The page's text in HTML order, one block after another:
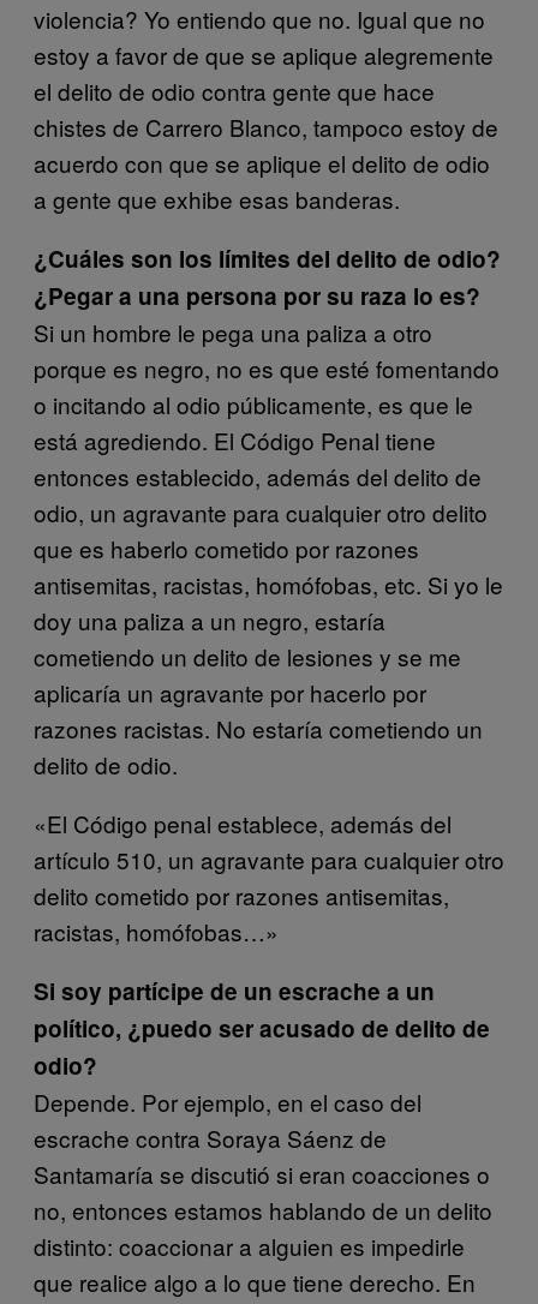
violencia? Yo entiendo que no. Igual que no
estoy a favor de que se aplique alegremente
el delito de odio contra gente que hace
chistes de Carrero Blanco, tampoco estoy de
acuerdo con que se aplique el delito de odio
a gente que exhibe esas banderas.
¿Cuáles son los límites del delito de odio?
¿Pegar a una persona por su raza lo es?
Si un hombre le pega una paliza a otro
porque es negro, no es que esté fomentando
o incitando al odio públicamente, es que le
está agrediendo. El Código Penal tiene
entonces establecido, además del delito de
odio, un agravante para cualquier otro delito
que es haberlo cometido por razones
antisemitas, racistas, homófobas, etc. Si yo le
doy una paliza a un negro, estaría
cometiendo un delito de lesiones y se me
aplicaría un agravante por hacerlo por
razones racistas. No estaría cometiendo un
delito de odio.
«El Código penal establece, además del
artículo 510, un agravante para cualquier otro
delito cometido por razones antisemitas,
racistas, homófobas…»
Si soy partícipe de un escrache a un
político, ¿puedo ser acusado de delito de
odio?
Depende. Por ejemplo, en el caso del
escrache contra Soraya Sáenz de
Santamaría se discutió si eran coacciones o
no, entonces estamos hablando de un delito
distinto: coaccionar a alguien es impedirle
que realice algo a lo que tiene derecho. En